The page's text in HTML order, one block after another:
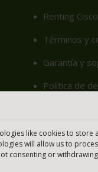
like cookies to store
will allow us to
consenting or
Renting
Términos y
Garantía y
Política de
Igualamos
Cookie Policy